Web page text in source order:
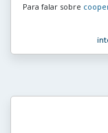
Para falar sobre